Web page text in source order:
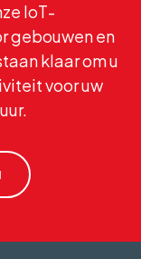
IoT-
gebouwen en
klaar om u
voor uw